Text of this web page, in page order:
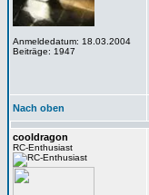
Anmeldedatum: 18.03.2004
Beiträge: 1947
Nach oben
cooldragon
RC-Enthusiast